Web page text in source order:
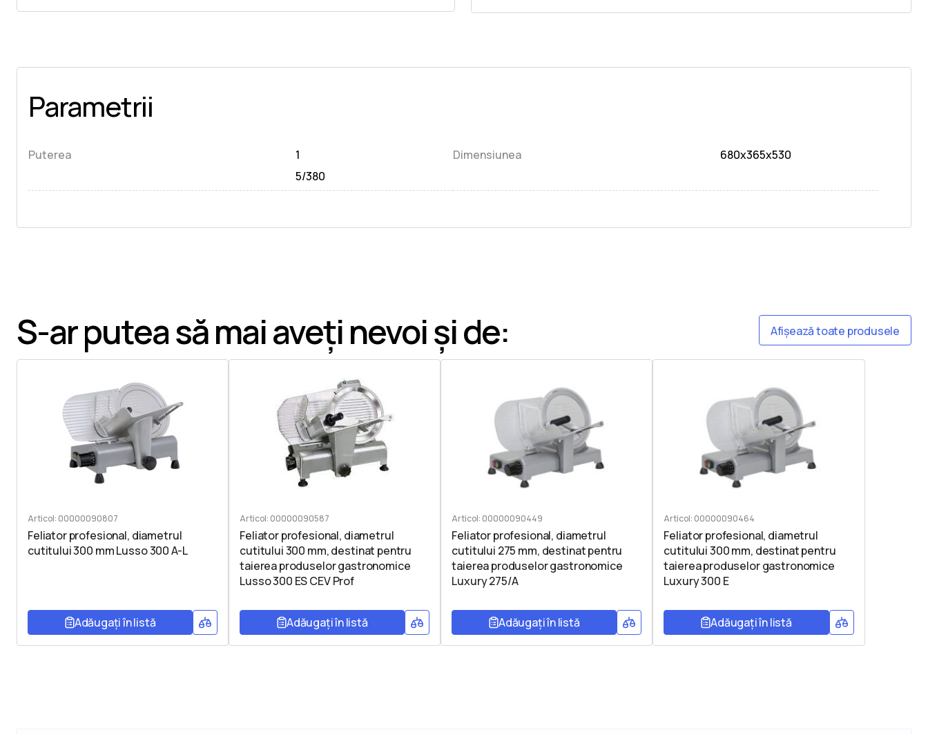
Parametrii
Puterea
1
5/380
Dimensiunea 680x365x530
S-ar putea să mai aveți nevoi și de: Afișează toate produsele
Articol: 00000090807
Feliator profesional, diametrul
cutitului 300 mm Lusso 300 A-L
Adăugați în listă
Articol: 00000090587
Feliator profesional, diametrul
cutitului 300 mm, destinat pentru
taierea produselor gastronomice
Lusso 300 ES CEV Prof
Adăugați în listă
Articol: 00000090449
Feliator profesional, diametrul
cutitului 275 mm, destinat pentru
taierea produselor gastronomice
Luxury 275/A
Adăugați în listă
Articol: 00000090464
Feliator profesional, diametrul
cutitului 300 mm, destinat pentru
taierea produselor gastronomice
Luxury 300 E
Adăugați în listă